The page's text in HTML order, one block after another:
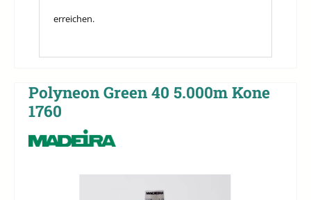
erreichen.
Polyneon Green 40 5.000m Kone
1760